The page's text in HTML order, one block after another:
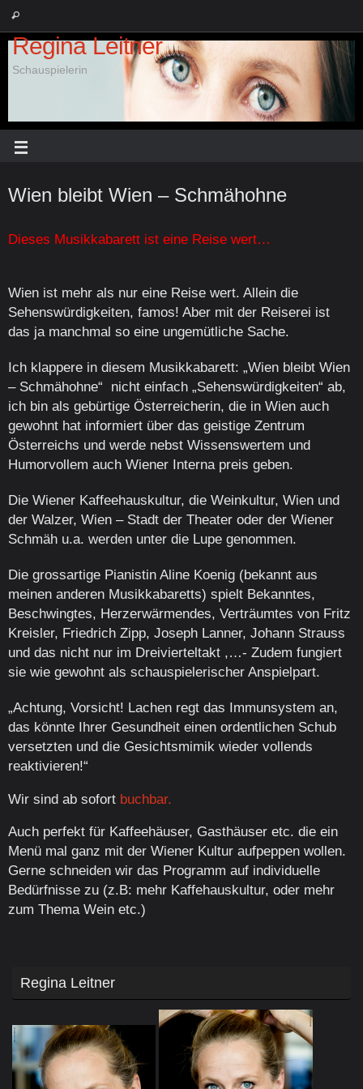
Regina Leitner
Schauspielerin
Wien bleibt Wien – Schmähohne
Dieses Musikkabarett ist eine Reise wert…
Wien ist mehr als nur eine Reise wert. Allein die
Sehenswürdigkeiten, famos! Aber mit der Reiserei ist
das ja manchmal so eine ungemütliche Sache.
Ich klappere in diesem Musikkabarett: „Wien bleibt Wien
– Schmähohne“ nicht einfach „Sehenswürdigkeiten“ ab,
ich bin als gebürtige Österreicherin, die in Wien auch
gewohnt hat informiert über das geistige Zentrum
Österreichs und werde nebst Wissenswertem und
Humorvollem auch Wiener Interna preis geben.
Die Wiener Kaffeehauskultur, die Weinkultur, Wien und
der Walzer, Wien – Stadt der Theater oder der Wiener
Schmäh u.a. werden unter die Lupe genommen.
Die grossartige Pianistin Aline Koenig (bekannt aus
meinen anderen Musikkabaretts) spielt Bekanntes,
Beschwingtes, Herzerwärmendes, Verträumtes von Fritz
Kreisler, Friedrich Zipp, Joseph Lanner, Johann Strauss
und das nicht nur im Dreivierteltakt ,…- Zudem fungiert
sie wie gewohnt als schauspielerischer Anspielpart.
„Achtung, Vorsicht! Lachen regt das Immunsystem an,
das könnte Ihrer Gesundheit einen ordentlichen Schub
versetzten und die Gesichtsmimik wieder vollends
reaktivieren!“
Wir sind ab sofort buchbar.
Auch perfekt für Kaffeehäuser, Gasthäuser etc. die ein
Menü mal ganz mit der Wiener Kultur aufpeppen wollen.
Gerne schneiden wir das Programm auf individuelle
Bedürfnisse zu (z.B: mehr Kaffehauskultur, oder mehr
zum Thema Wein etc.)
Regina Leitner